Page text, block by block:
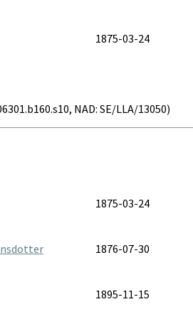
1875-03-24
NAD: SE/LLA/13050)
1875-03-24
1876-07-30
1895-11-15